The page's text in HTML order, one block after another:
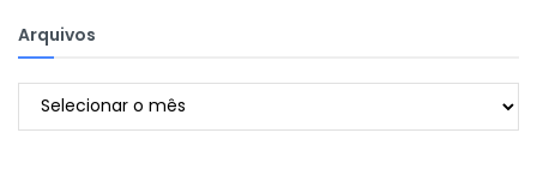
Arquivos
Arquivos